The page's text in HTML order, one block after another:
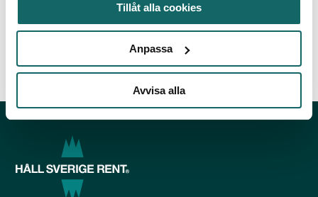
Tillåt alla cookies
Anpassa
Avvisa alla
mest välbesökta öar, känd för sin vackra
natur, båtlivet och...